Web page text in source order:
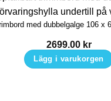
med dubbelgalge 106 x
2699.00 kr
Lägg i varukorgen